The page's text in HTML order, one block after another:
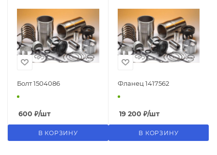
Болт 1504086
600 ₽/шт
В КОРЗИНУ
Фланец 1417562
19 200 ₽/шт
В КОРЗИНУ